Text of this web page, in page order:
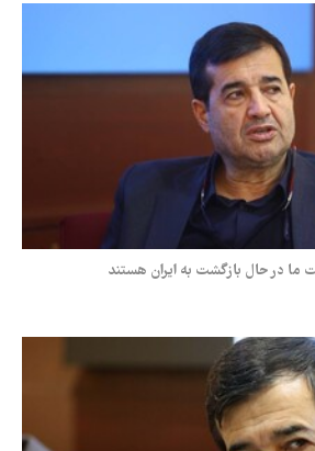
ما در حال بازگشت به ایران هستند